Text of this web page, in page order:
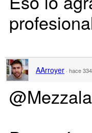
AArroyer · hace
@Mezzala